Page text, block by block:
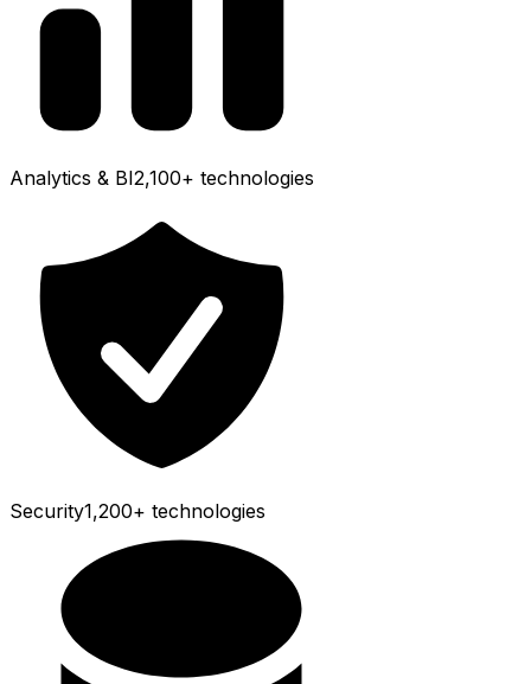
Analytics & BI2,100+ technologies
Security1,200+ technologies